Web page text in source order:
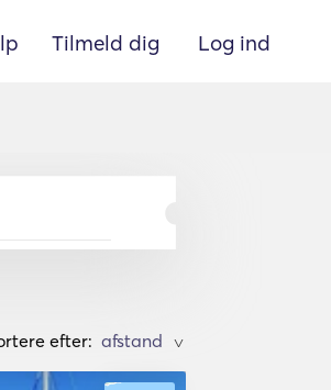
Tilmeld dig Log ind
efter: >